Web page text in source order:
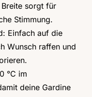
sorgt für
Stimmung.
Einfach auf die
Wunsch raffen und
°C im
deine Gardine